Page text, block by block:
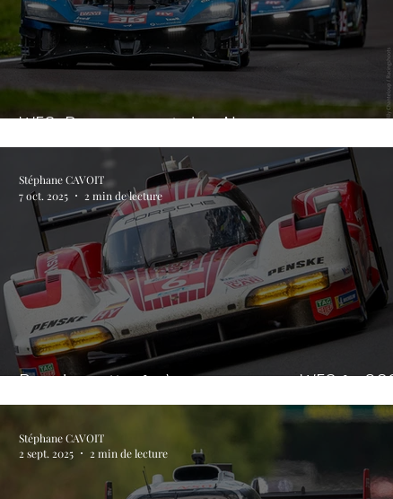
WEC. Du mouvement chez Alpine.
Porsche mettra fin à son programme WEC fin
Stéphane CAVOIT
7 oct. 2025
2 min de lecture
Stéphane CAVOIT
2 sept. 2025
2 min de lecture